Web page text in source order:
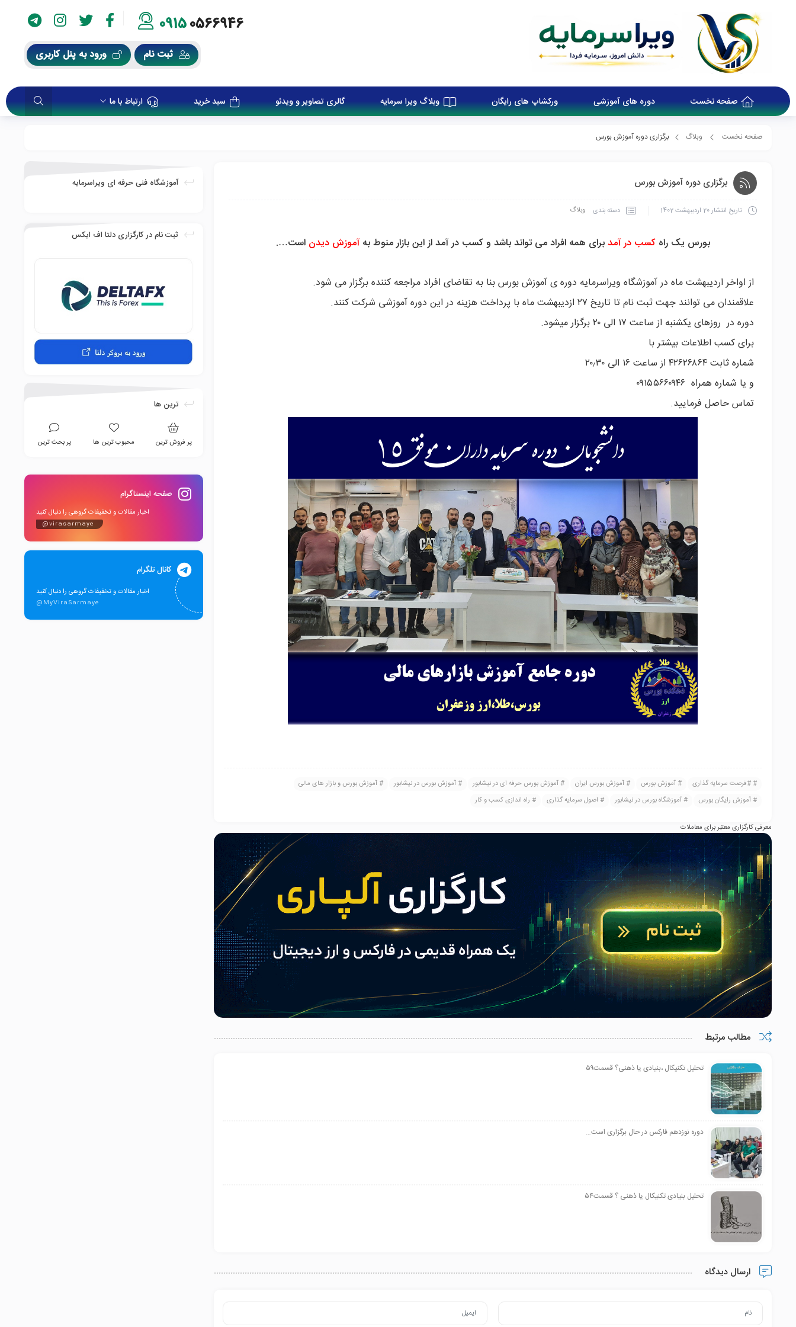
09150566946
ثبت نام ورود به پنل کاربری
صفحه نخست دوره های آموزشی ورکشاپ های رایگان وبلاگ ویرا سرمایه گالری تصاویر و ویدئو سبد خرید ارتباط با ما
صفحه نخست وبلاگ برگزاری دوره آموزش بورس
برگزاری دوره آموزش بورس
تاریخ انتشار20 اردیبهشت 1402 دسته بندی وبلاگ
بورس یک راهکسب در آمدبرای همه افراد می تواند باشد و کسب در آمد از این بازار منوط به آموزش دیدن است….
از اواخر اردیبهشت ماه در آموزشگاه ویراسرمایه دوره ی آموزش بورس بنا به تقاضای افراد مراجعه کننده برگزار می شود.
علاقمندان می توانند جهت ثبت نام تا تاریخ ۲۷ ازدیبهشت ماه با پرداخت هزینه در این دوره آموزشی شرکت کنند.
دوره در روزهای یکشنبه از ساعت ۱۷ الی ۲۰ برگزار میشود.
برای کسب اطلاعات بیشتر با
شماره ثابت ۴۲۶۲۶۸۶۴ از ساعت ۱۶ الی ۲۰٫۳۰
و یا شماره همراه ۰۹۱۵۵۶۶۰۹۴۶
تماس حاصل فرمایید.
#فرصت سرمایه گذاری آموزش بورس آموزش بورس ایران آموزش بورس حرفه ای در نیشابور آموزش بورس در نیشابور
آموزش بورس و بازار های مالی
آموزش رایگان بورس
آموزشگاه بورس در نیشابور اصول سرمایه گذاری راه اندازی کسب و کار
معرفی کارگزاری معتبر برای معاملات
مطالب مرتبط
تحلیل تکنیکال ،بنیادی یا ذهنی؟ قسمت۵۹
دوره نوزدهم فارکس در حال برگزاری است…
تحلیل بنیادی تکنیکال یا ذهنی ؟ قسمت۵۴
ارسال دیدگاه
آموزشگاه فنی حرفه ای ویراسرمایه
ثبت نام در کارگزاری دلتا اف ایکس
ترین ها
پر فروش ترین محبوب ترین ها پر بحث ترین
صفحه اینستاگرام
اخبار مقالات و تخفیفات گروهی را دنبال کنید
@virasarmaye
کانال تلگرام
اخبار مقالات و تخفیفات گروهی را دنبال کنید
@MyViraSarmaye